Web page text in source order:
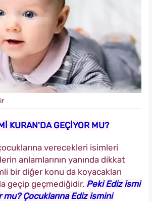
KURAN'DA GEÇİYOR MU?
verecekleri isimleri
anlamlarının yanında dikkat
bir diğer konu da koyacakları
geçip geçmediğidir. Peki Ediz ismi
Çocuklarına Ediz ismini